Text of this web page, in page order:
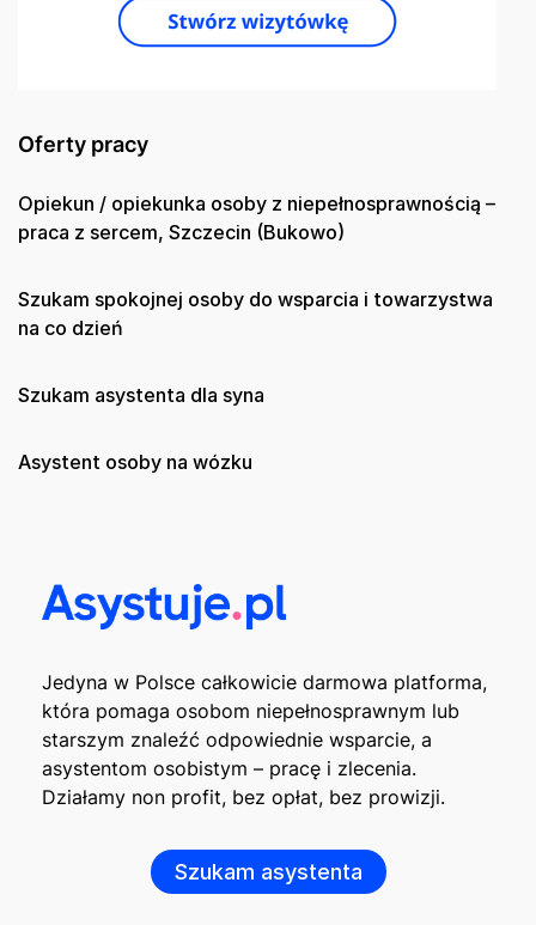
Oferty pracy
Opiekun / opiekunka osoby z niepełnosprawnością –
praca z sercem, Szczecin (Bukowo)
Szukam spokojnej osoby do wsparcia i towarzystwa
na co dzień
Szukam asystenta dla syna
Asystent osoby na wózku
Jedyna w Polsce całkowicie darmowa platforma,
która pomaga osobom niepełnosprawnym lub
starszym znaleźć odpowiednie wsparcie, a
asystentom osobistym – pracę i zlecenia.
Działamy non profit, bez opłat, bez prowizji.
Szukam asystenta